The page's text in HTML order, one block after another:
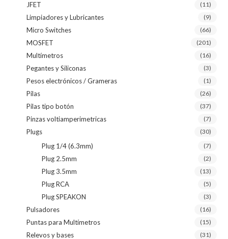
JFET (11)
Limpiadores y Lubricantes (9)
Micro Switches (66)
MOSFET (201)
Multímetros (16)
Pegantes y Siliconas (3)
Pesos electrónicos / Grameras (1)
Pilas (26)
Pilas tipo botón (37)
Pinzas voltiamperimetricas (7)
Plugs (30)
Plug 1/4 (6.3mm) (7)
Plug 2.5mm (2)
Plug 3.5mm (13)
Plug RCA (5)
Plug SPEAKON (3)
Pulsadores (16)
Puntas para Multímetros (15)
Relevos y bases (31)